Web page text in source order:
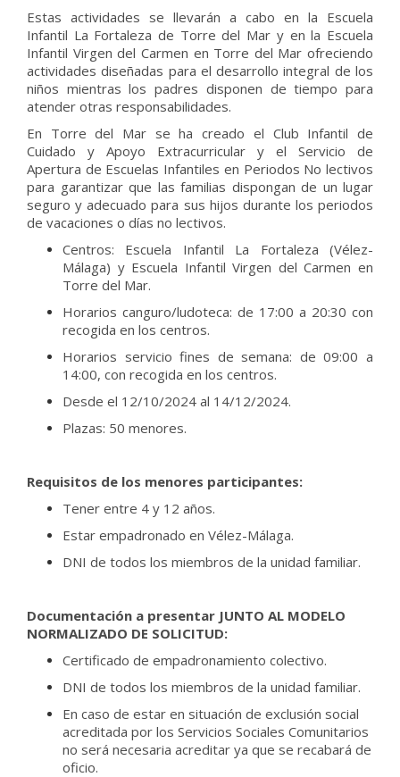
Estas actividades se llevarán a cabo en la Escuela
Infantil La Fortaleza de Torre del Mar y en la Escuela
Infantil Virgen del Carmen en Torre del Mar ofreciendo
actividades diseñadas para el desarrollo integral de los
niños mientras los padres disponen de tiempo para
atender otras responsabilidades.
En Torre del Mar se ha creado el Club Infantil de
Cuidado y Apoyo Extracurricular y el Servicio de
Apertura de Escuelas Infantiles en Periodos No lectivos
para garantizar que las familias dispongan de un lugar
seguro y adecuado para sus hijos durante los periodos
de vacaciones o días no lectivos.
Centros: Escuela Infantil La Fortaleza (Vélez-
Málaga) y Escuela Infantil Virgen del Carmen en
Torre del Mar.
Horarios canguro/ludoteca: de 17:00 a 20:30 con
recogida en los centros.
Horarios servicio fines de semana: de 09:00 a
14:00, con recogida en los centros.
Desde el 12/10/2024 al 14/12/2024.
Plazas: 50 menores.
Requisitos de los menores participantes:
Tener entre 4 y 1 2 años.
Estar empadronado en Vélez-Málaga.
DNI de todos los miembros de la unidad familiar.
Documentación a presentar JUNTO AL MODELO
NORMALIZADO DE SOLICITUD:
Certificado de empadronamiento colectivo.
DNI de todos los miembros de la unidad familiar.
En caso de estar en situación de exclusión social
acreditada por los Servicios Sociales Comunitarios
no será necesaria acreditar ya que se recabará de
oficio.